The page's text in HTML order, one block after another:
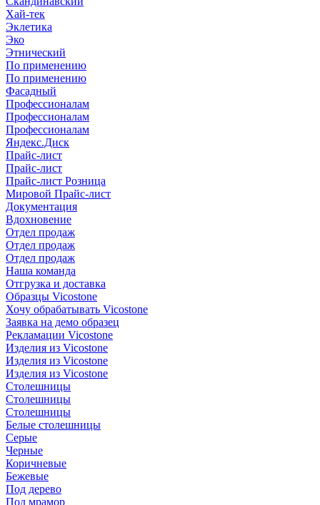
Хай-тек
Эклетика
Эко
Этнический
По применению
По применению
Фасадный
Профессионалам
Профессионалам
Профессионалам
Яндекс.Диск
Прайс-лист
Прайс-лист
Прайс-лист Розница
Мировой Прайс-лист
Документация
Вдохновение
Отдел продаж
Отдел продаж
Отдел продаж
Наша команда
Отгрузка и доставка
Образцы Vicostone
Хочу обрабатывать Vicostone
Заявка на демо образец
Рекламации Vicostone
Изделия из Vicostone
Изделия из Vicostone
Изделия из Vicostone
Столешницы
Столешницы
Столешницы
Белые столешницы
Серые
Черные
Коричневые
Бежевые
Под дерево
Под мрамор